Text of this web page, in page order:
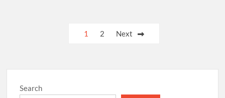
1 2 Next
Search